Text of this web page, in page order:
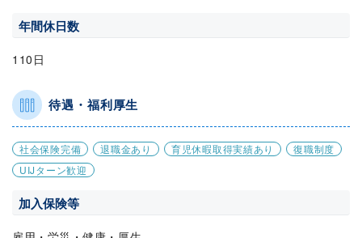
年間休日数
110日
待遇・福利厚生
社会保険完備 退職金あり 育児休暇取得実績あり
復職制度
UIJターン歓迎
加入保険等